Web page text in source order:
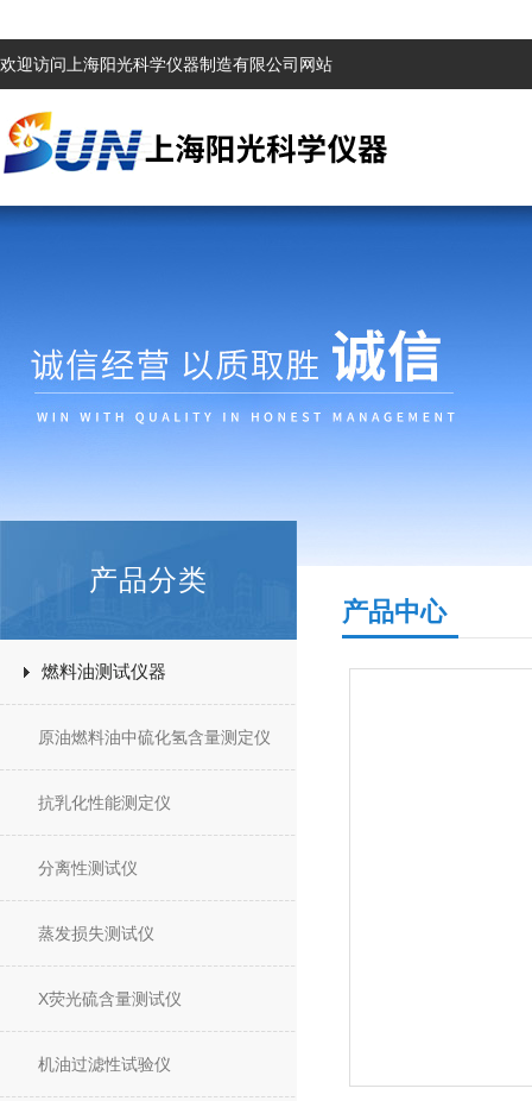
欢迎访问上海阳光科学仪器制造有限公司网站
产品分类
燃料油测试仪器
原油燃料油中硫化氢含量测定仪
抗乳化性能测定仪
分离性测试仪
蒸发损失测试仪
X荧光硫含量测试仪
机油过滤性试验仪
产品中心